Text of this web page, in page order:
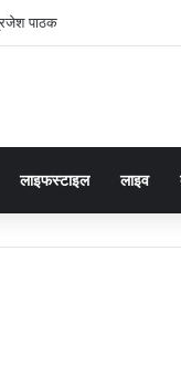
पाठक
लाइफस्टाइल लाइव